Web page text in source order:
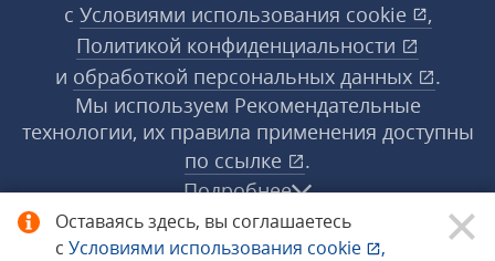
Оставаясь здесь, вы соглашаетесь
с Условиями использования cookie ,
с Условиями использования cookie
,
Политикой конфиденциальности
и обработкой персональных данных
.
Мы используем Рекомендательные
технологии, их правила применения доступны
по ссылке
.
Подробнее